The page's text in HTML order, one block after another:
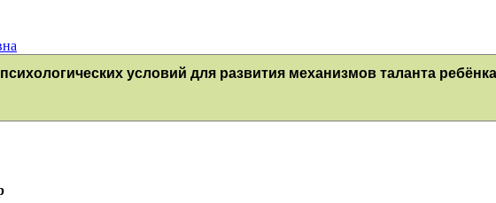
условий для развития механизмов таланта